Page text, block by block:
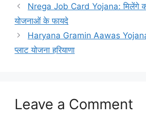
Nrega Job Card Yojana: मिलेंगे
योजनाओं के फायदे
Haryana Gramin Aawas
प्लाट योजना हरियाणा
Leave a Comment